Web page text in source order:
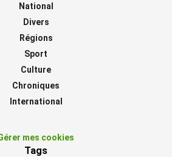
National
Divers
Régions
Sport
Culture
Chroniques
International
mes cookies
Tags